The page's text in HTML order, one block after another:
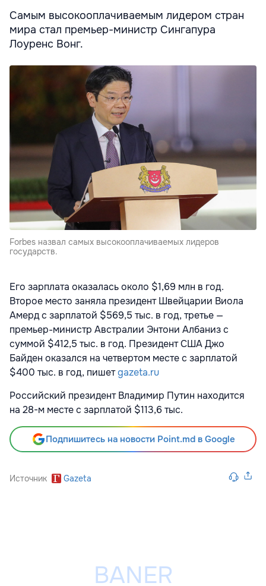
Самым высокооплачиваемым лидером стран
мира стал премьер-министр Сингапура
Лоуренс Вонг.
Forbes назвал самых высокооплачиваемых лидеров
государств.
Его зарплата оказалась около $1,69 млн в год.
Второе место заняла президент Швейцарии Виола
Амерд с зарплатой $569,5 тыс. в год, третье —
премьер-министр Австралии Энтони Албаниз с
суммой $412,5 тыс. в год. ПрезидентСША Джо
Байден оказался на четвертом месте с зарплатой
$400 тыс. в год, пишетgazeta.ru
Российский президент Владимир Путин находится
на 28-м месте с зарплатой $113,6 тыс.
Подпишитесь на новости Point.md в Google
Источник Gazeta